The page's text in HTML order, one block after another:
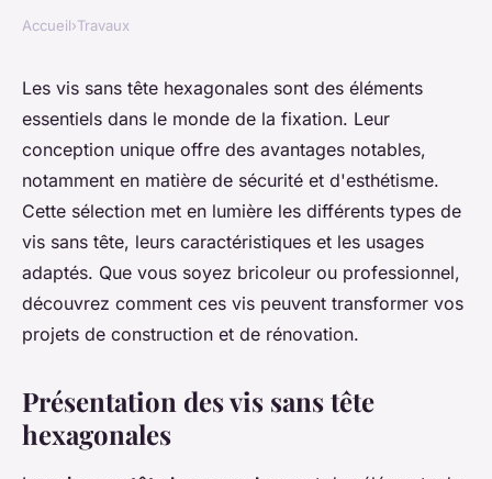
Vis sans tête : découvrez notre
sélection de vis hexagonales
Célia•20 octobre 2024•4 min de lecture
Accueil›Travaux
Les vis sans tête hexagonales sont des éléments
essentiels dans le monde de la fixation. Leur
conception unique offre des avantages notables,
notamment en matière de sécurité et d'esthétisme.
Cette sélection met en lumière les différents types de
vis sans tête, leurs caractéristiques et les usages
adaptés. Que vous soyez bricoleur ou professionnel,
découvrez comment ces vis peuvent transformer vos
projets de construction et de rénovation.
Présentation des vis sans tête
hexagonales